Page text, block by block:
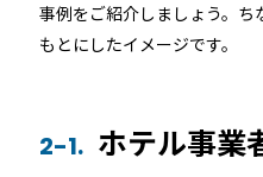
事例をご紹介しましょう。
もとにしたイメージです。
2-1. ホテル事業
その他の業種
運用イメージ
四国
沖縄